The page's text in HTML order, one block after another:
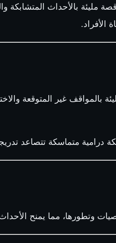
مليئة بالأحداث
الأفراد.
بالمواقف غير المتوقعة
متماسكة تتصاعد
وتطورها، مما يمنح الأحداث